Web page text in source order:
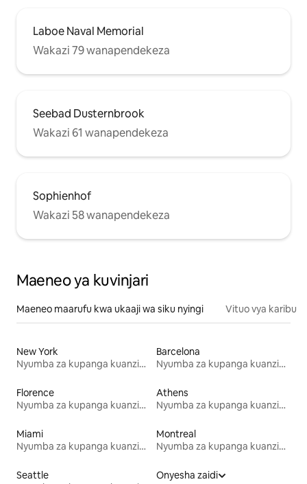
Laboe Naval Memorial
Wakazi 79 wanapendekeza
Seebad Dusternbrook
Wakazi 61 wanapendekeza
Sophienhof
Wakazi 58 wanapendekeza
Maeneo ya kuvinjari
Maeneo maarufu kwa ukaaji wa siku nyingi Vituo vya karibu
New York
Nyumba za kupanga kuanzia mwezi mmoja
Barcelona
Nyumba za kupanga kuanzia mwezi mmoja
Florence
Nyumba za kupanga kuanzia mwezi mmoja
Athens
Nyumba za kupanga kuanzia mwezi mmoja
Miami
Nyumba za kupanga kuanzia mwezi mmoja
Montreal
Nyumba za kupanga kuanzia mwezi mmoja
Seattle
Onyesha zaidi